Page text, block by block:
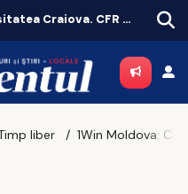
Remiză cu emoții pentru Universitatea Craiova. CFR Cluij, distrusă în Gruia!
liber